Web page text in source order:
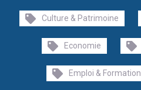
Culture & Patrimoine
Economie
Emploi & Formation